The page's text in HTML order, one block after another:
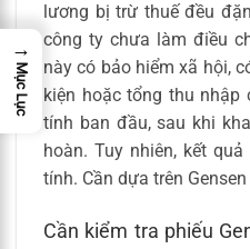
lương bị trừ thuế đều
công ty chưa làm điều
này có bảo hiểm xã hội,
kiện hoặc tổng thu
tính ban đầu, sau khi
hoàn. Tuy nhiên, kết
tính. Cần dựa trên
Cần kiểm tra phiếu
→
Mục Lục